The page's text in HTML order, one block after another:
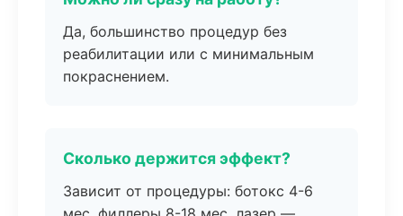
Да, большинство процедур без
реабилитации или с минимальным
покраснением.
Сколько держится эффект?
Зависит от процедуры: ботокс 4-6